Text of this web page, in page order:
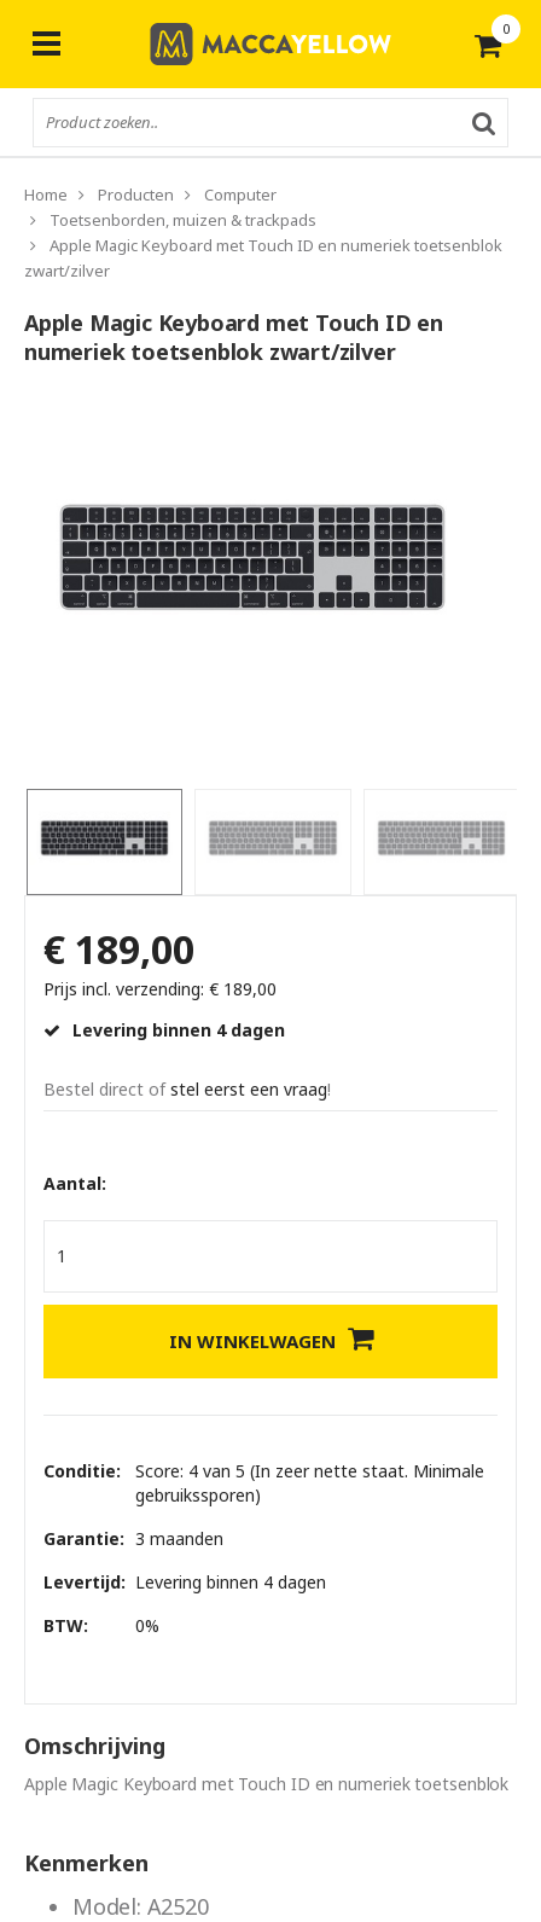
0
Home Producten
Computer
Toetsenborden, muizen & trackpads
Apple Magic Keyboard met Touch ID en numeriek toetsenblok
zwart/zilver
Apple Magic Keyboard met Touch ID en
numeriek toetsenblok zwart/zilver
€ 189,00
Prijs incl. verzending: € 189,00
Levering binnen 4 dagen
Bestel direct ofstel eerst een vraag!
Aantal:
IN WINKELWAGEN
Conditie:
Score: 4 van 5 (In zeer nette staat. Minimale
gebruikssporen)
Garantie: 3 maanden
Levertijd: Levering binnen 4 dagen
BTW:
0%
Omschrijving
Apple Magic Keyboard met Touch ID en numeriek toetsenblok
Kenmerken
Model: A2520